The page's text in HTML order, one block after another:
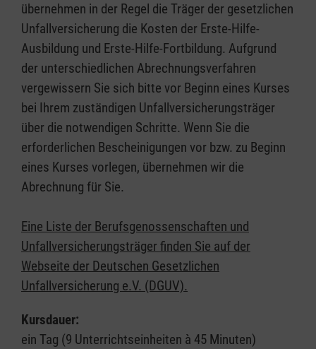
übernehmen in der Regel die Träger der gesetzlichen
Unfallversicherung die Kosten der Erste-Hilfe-
Ausbildung und Erste-Hilfe-Fortbildung. Aufgrund
der unterschiedlichen Abrechnungsverfahren
vergewissern Sie sich bitte vor Beginn eines Kurses
bei Ihrem zuständigen Unfallversicherungsträger
über die notwendigen Schritte. Wenn Sie die
erforderlichen Bescheinigungen vor bzw. zu Beginn
eines Kurses vorlegen, übernehmen wir die
Abrechnung für Sie.
Eine Liste der Berufsgenossenschaften und
Unfallversicherungsträger finden Sie auf der
Webseite der Deutschen Gesetzlichen
Unfallversicherung e.V. (DGUV).
Kursdauer:
ein Tag (9 Unterrichtseinheiten à 45 Minuten)